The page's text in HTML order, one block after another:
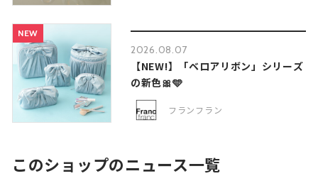
NEW
2026.08.07
【NEW!】「ベロアリボン」シリーズ
の新色🎀🩵
フランフラン
このショップのニュース一覧